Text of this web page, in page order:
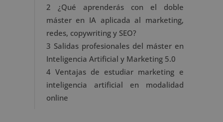
2 ¿Qué aprenderás con el doble
máster en IA aplicada al marketing,
redes, copywriting y SEO?
3 Salidas profesionales del máster en
Inteligencia Artificial y Marketing 5.0
4Ventajas de estudiar marketing e
inteligencia artificial en modalidad
online